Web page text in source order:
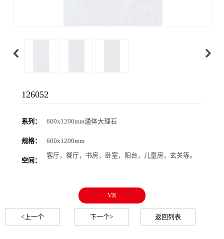
126052
系列： 600x1200mm通体大理石
规格： 600x1200mm
空间：
客厅，餐厅，书房，卧室，阳台，儿童房，玄关等。
VR
<上一个 下一个> 返回列表